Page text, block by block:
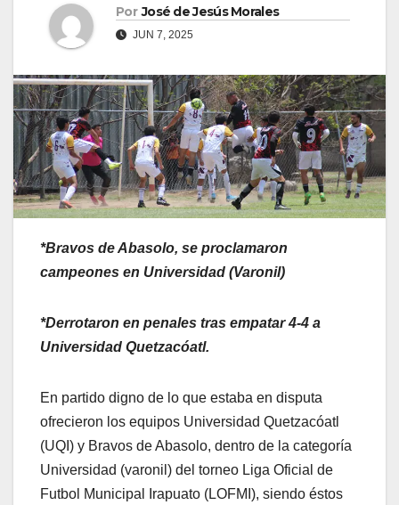
Por José de Jesús Morales
JUN 7, 2025
*Bravos de Abasolo, se proclamaron
campeones en Universidad (Varonil)
*Derrotaron en penales tras empatar 4-4 a
Universidad Quetzacóatl.
En partido digno de lo que estaba en disputa
ofrecieron los equipos Universidad Quetzacóatl
(UQI) y Bravos de Abasolo, dentro de la categoría
Universidad (varonil) del torneo Liga Oficial de
Futbol Municipal Irapuato (LOFMI), siendo éstos